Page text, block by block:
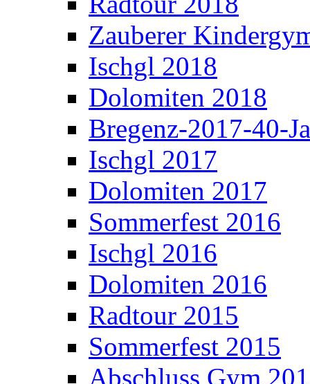
Zauberer
Ischgl 2018
Dolomiten 2018
Bregenz-2017-40-
Ischgl 2017
Dolomiten 2017
Sommerfest 2016
Ischgl 2016
Dolomiten 2016
Radtour 2015
Sommerfest 2015
Abschluss Gym